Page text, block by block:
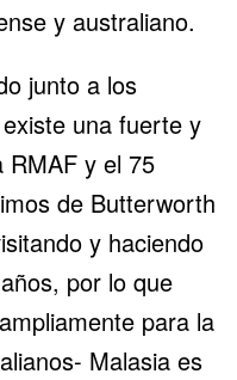
y australiano.
junto a los
una fuerte y
RMAF y el 75
de Butterworth
y haciendo
por lo que
para la
Malasia es